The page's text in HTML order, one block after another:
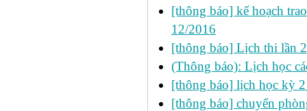
[thông báo] kế hoạch
12/2016
[thông báo] Lịch thi lần
(Thông báo): Lịch học
[thông báo] lịch học kỳ
[thông báo] chuyển